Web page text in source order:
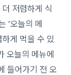
저렴하게 식
‘오늘의 메
게 먹을 수 있
오늘의 메뉴에
들어가기 전 오